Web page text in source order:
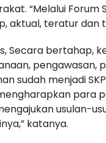
“Melalui Forum
aktual, teratur dan
Secara bertahap,
pengawasan,
sudah menjadi
para
usulan-
katanya.